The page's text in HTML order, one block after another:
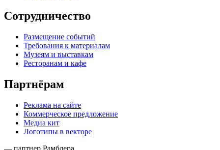
Сотрудничество
Размещение событий
Требования к материалам
Музеям и выставкам
Ресторанам и кафе
Партнёрам
Реклама на сайте
Коммерческое предложение
Медиа кит
Логотипы в векторе
— партнер Рамблера